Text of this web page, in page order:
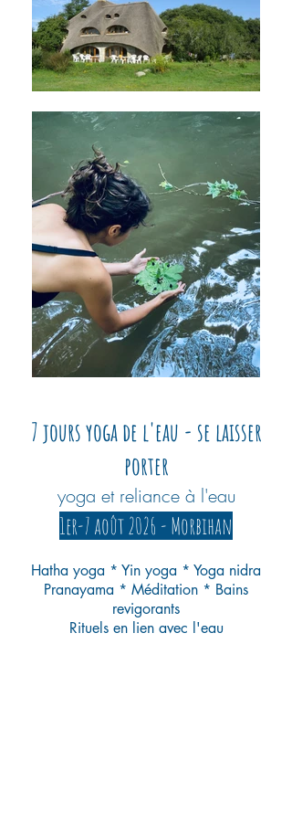
7 jours yoga de l'eau - se laisser
porter
yoga et reliance à l'eau
1er-7 août 2026 - Morbihan
Hatha yoga * Yin yoga * Yoga nidra
Pranayama * Méditation * Bains
revigorants
Rituels en lien avec l'eau